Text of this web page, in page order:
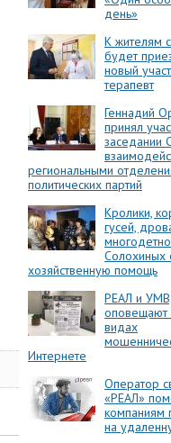
день»
К жителям
будет
новый
терапевт
Геннадий
принял
заседании
региональными
политических партий
Кролики,
гусей,
Солохиных
хозяйственную помощь
РЕАЛ и
оповещают
видах
Интернете
Оператор
«РЕАЛ»
компаниям
на